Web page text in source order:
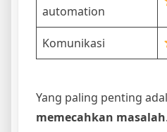
automation
Komunikasi
Yang paling penting
memecahkan masalah.